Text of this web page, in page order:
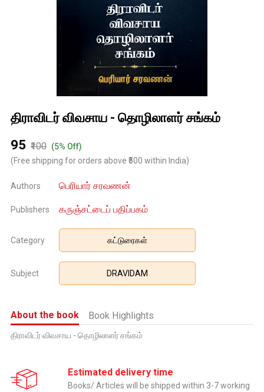
திராவிடர் விவசாய - தொழிலாளர் சங்கம்
₹95 ₹100 (5% Off)
(Free shipping for orders above ₹500 within India)
Authors பெரியார் சரவணன்
Publishers கருஞ்சட்டைப் பதிப்பகம்
Category கட்டுரைகள்
Subject DRAVIDAM
About the book Book Highlights
திராவிடர் விவசாய - தொழிலாளர் சங்கம்
Estimated delivery time
Books/ Articles will be shipped within 3-7 working